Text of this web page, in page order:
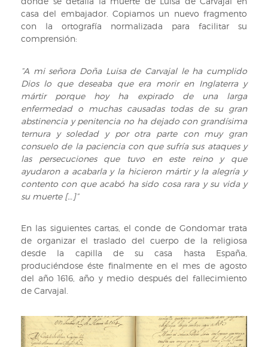
casa del embajador. Copiamos un nuevo fragmento
con la ortografía normalizada para facilitar su
comprensión:
“A mi señora Doña Luisa de Carvajal le ha cumplido
Dios lo que deseaba que era morir en Inglaterra y
mártir porque hoy ha expirado de una larga
enfermedad o muchas causadas todas de su gran
abstinencia y penitencia no ha dejado con grandísima
ternura y soledad y por otra parte con muy gran
consuelo de la paciencia con que sufría sus ataques y
las persecuciones que tuvo en este reino y que
ayudaron a acabarla y la hicieron mártir y la alegría y
contento con que acabó ha sido cosa rara y su vida y
su muerte […]”
En las siguientes cartas, el conde de Gondomar trata
de organizar el traslado del cuerpo de la religiosa
desde la capilla de su casa hasta España,
produciéndose éste finalmente en el mes de agosto
del año 1616, año y medio después del fallecimiento
de Carvajal.